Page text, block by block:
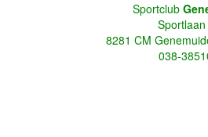
Sportclub
8281 CM
038-